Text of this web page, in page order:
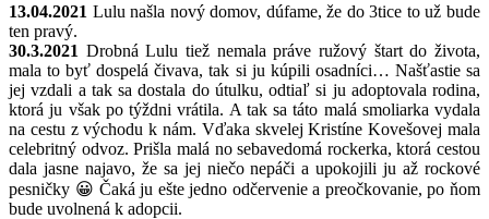
13.04.2021 Lulu našla nový domov, dúfame, že do 3tice to už bude
ten pravý.
30.3.2021 Drobná Lulu tiež nemala práve ružový štart do života,
mala to byť dospelá čivava, tak si ju kúpili osadníci… Našťastie sa
jej vzdali a tak sa dostala do útulku, odtiaľ si ju adoptovala rodina,
ktorá ju však po týždni vrátila. A tak sa táto malá smoliarka vydala
na cestu z východu k nám. Vďaka skvelej Kristíne Kovešovej mala
celebritný odvoz. Prišla malá no sebavedomá rockerka, ktorá cestou
dala jasne najavo, že sa jej niečo nepáči a upokojili ju až rockové
pesničky 😀 Čaká ju ešte jedno odčervenie a preočkovanie, po ňom
bude uvolnená k adopcii.